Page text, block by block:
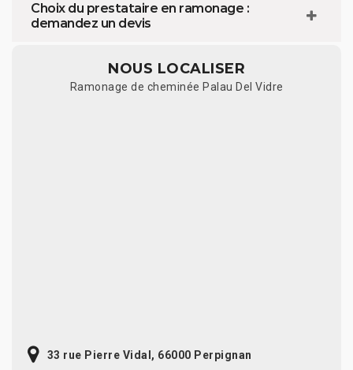
Choix du prestataire en ramonage :
demandez un devis
NOUS LOCALISER
Ramonage de cheminée Palau Del Vidre
33 rue Pierre Vidal, 66000 Perpignan